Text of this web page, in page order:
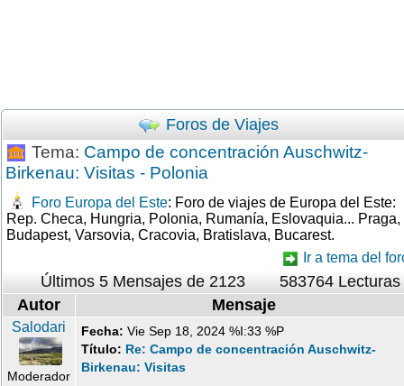
Foros de Viajes
Tema: Campo de concentración Auschwitz-
Birkenau: Visitas - Polonia
Foro Europa del Este: Foro de viajes de Europa del Este:
Rep. Checa, Hungria, Polonia, Rumanía, Eslovaquia... Praga,
Budapest, Varsovia, Cracovia, Bratislava, Bucarest.
Ir a tema del
Últimos 5 Mensajes de 2123
583764 Lecturas
Autor
Mensaje
Salodari
Moderador
Fecha: Vie Sep 18, 2024 %I:33 %P
Título: Re: Campo de concentración Auschwitz-
Birkenau: Visitas